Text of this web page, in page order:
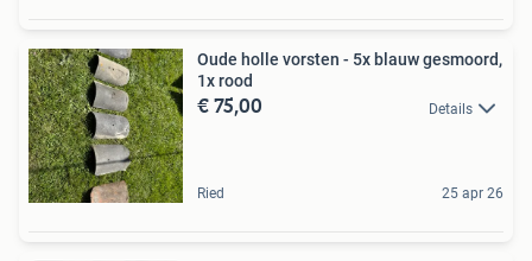
Oude holle vorsten - 5x blauw gesmoord,
1x rood
€ 75,00 Details
Ried 25 apr 26